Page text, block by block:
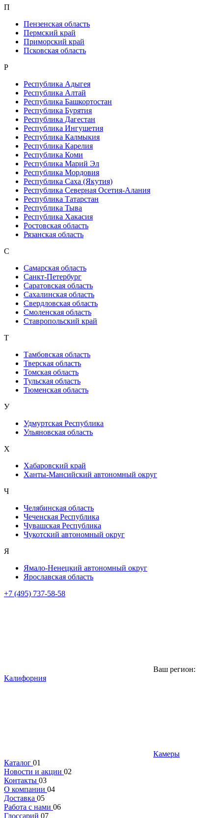
П
Пензенская область
Пермский край
Приморский край
Псковская область
Р
Республика Адыгея
Республика Алтай
Республика Башкортостан
Республика Бурятия
Республика Дагестан
Республика Ингушетия
Республика Калмыкия
Республика Карелия
Республика Коми
Республика Марий Эл
Республика Мордовия
Республика Саха (Якутия)
Республика Северная Осетия-Алания
Республика Татарстан
Республика Тыва
Республика Хакасия
Ростовская область
Рязанская область
С
Самарская область
Санкт-Петербург
Саратовская область
Сахалинская область
Свердловская область
Смоленская область
Ставропольский край
Т
Тамбовская область
Тверская область
Томская область
Тульская область
Тюменская область
У
Удмуртская Республика
Ульяновская область
Х
Хабаровский край
Ханты-Мансийский автономный округ
Ч
Челябинская область
Чеченская Республика
Чувашская Республика
Чукотский автономный округ
Я
Ямало-Ненецкий автономный округ
Ярославская область
+7 (495) 737-58-58
Ваш регион:
Калифорния
Камеры
Каталог 01
Новости и акции 02
Контакты 03
О компании 04
Доставка 05
Работа с нами 06
Глоссарий 07